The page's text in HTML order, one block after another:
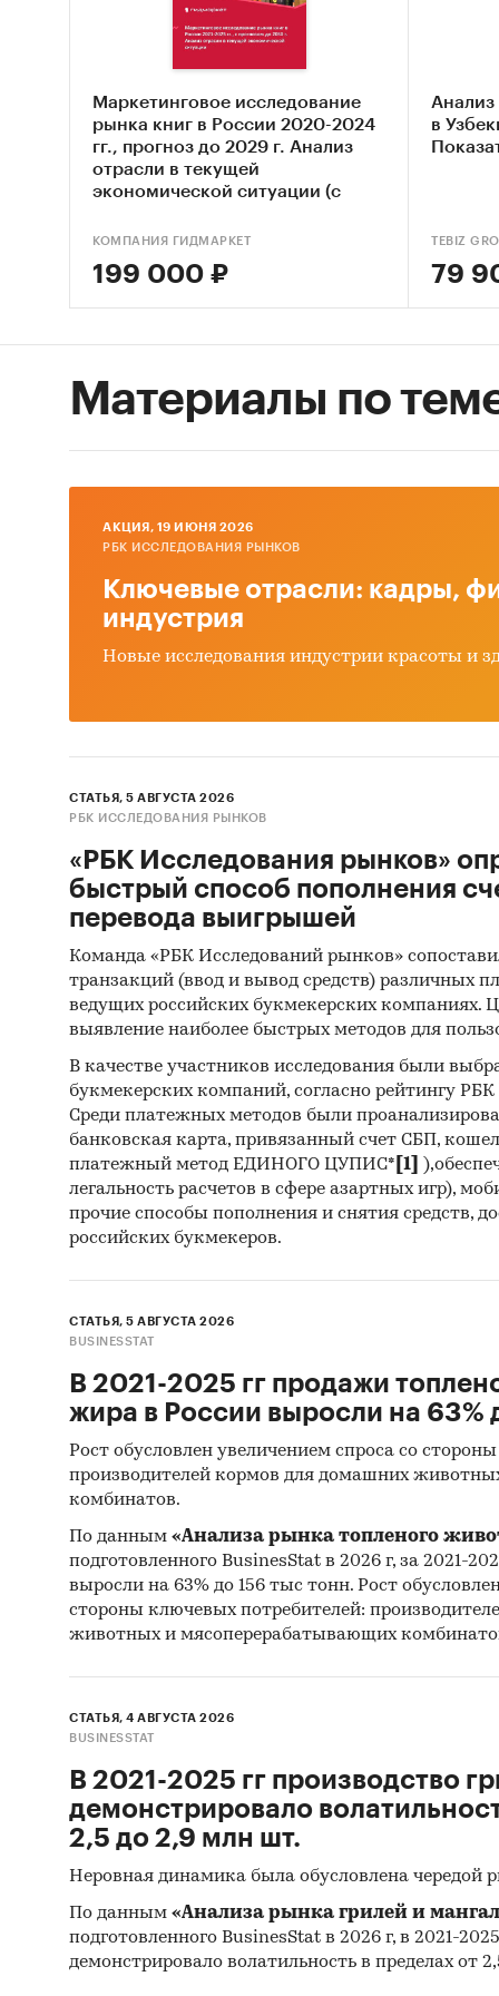
-
в 2023
2. По
-
тем
2017 по
(ФСГС)
Данные
вида
в
В
18
Маркетинговое исследование
рынка книг в России 2020-2024
гг., прогноз до 2029 г. Анализ
отрасли в текущей
экономической ситуации (с
КОМПАНИЯ ГИДМАРКЕТ
199 000 ₽
Анализ
в
TEBIZ
79
Материалы по
AКЦИЯ, 19 ИЮНЯ 2026
РБК ИССЛЕДОВАНИЯ РЫНКОВ
Ключевые отрасли: кадры,
индустрия
Новые исследования индустрии красоты и
СТАТЬЯ, 5 АВГУСТА 2026
РБК ИССЛЕДОВАНИЯ РЫНКОВ
«РБК Исследования рынков»
быстрый способ пополнения
перевода выигрышей
Команда «РБК Исследований рынков»
транзакций (ввод и вывод средств) различных
ведущих российских букмекерских компаниях.
выявление наиболее быстрых методов для
В качестве участников исследования были
букмекерских компаний, согласно рейтингу
Среди платежных методов были
банковская карта, привязанный счет СБП,
платежный метод ЕДИНОГО ЦУПИС* [1]
легальность расчетов в сфере азартных игр),
прочие способы пополнения и снятия средств,
российских букмекеров.
СТАТЬЯ, 5 АВГУСТА 2026
BUSINESSTAT
В 2021-2025 гг продажи
жира в России выросли на 63%
Рост обусловлен увеличением спроса со
производителей кормов для домашних
комбинатов.
По данным «Анализа рынка топленого
подготовленного BusinesStat в 2026 г, за 2021-
выросли на 63% до 156 тыс тонн. Рост
стороны ключевых потребителей:
животных и мясоперерабатывающих
СТАТЬЯ, 4 АВГУСТА 2026
BUSINESSTAT
В 2021-2025 гг производство
демонстрировало
2,5 до 2,9 млн шт.
Неровная динамика была обусловлена чередой
По данным «Анализа рынка грилей и
подготовленного BusinesStat в 2026 г, в 2021-
демонстрировало волатильность в пределах от